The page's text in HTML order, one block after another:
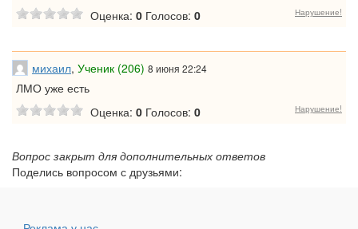
Оценка: 0 Голосов: 0 Нарушение!
михаил, Ученик (206) 8 июня 22:24
ЛМО уже есть
Оценка: 0 Голосов: 0 Нарушение!
Вопрос закрыт для дополнительных ответов
Поделись вопросом с друзьями: